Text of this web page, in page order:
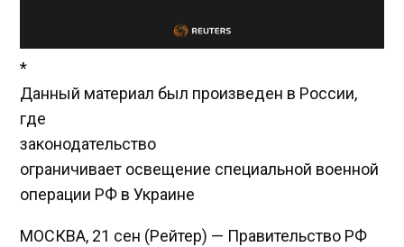
*
Данный материал был произведен в России,
где
законодательство
ограничивает освещение специальной военной
операции РФ в Украине
МОСКВА, 21 сен (Рейтер) — Правительство РФ